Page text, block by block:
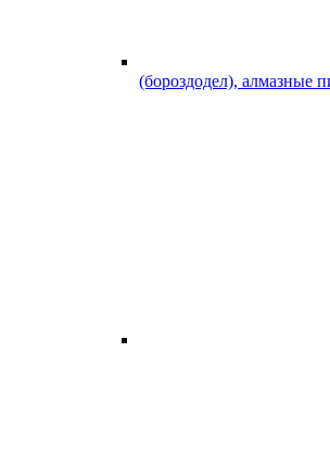
(бороздодел), алмазные